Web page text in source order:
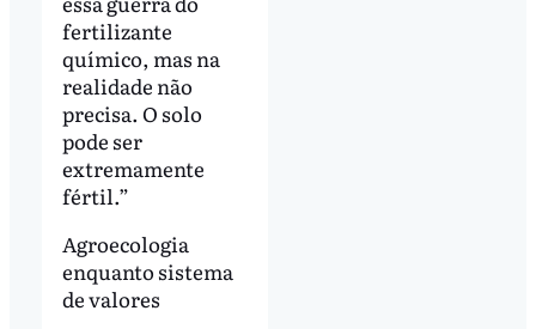
fertilizante
químico, mas na
realidade não
precisa. O solo
pode ser
extremamente
fértil.”
Agroecologia
enquanto sistema
de valores